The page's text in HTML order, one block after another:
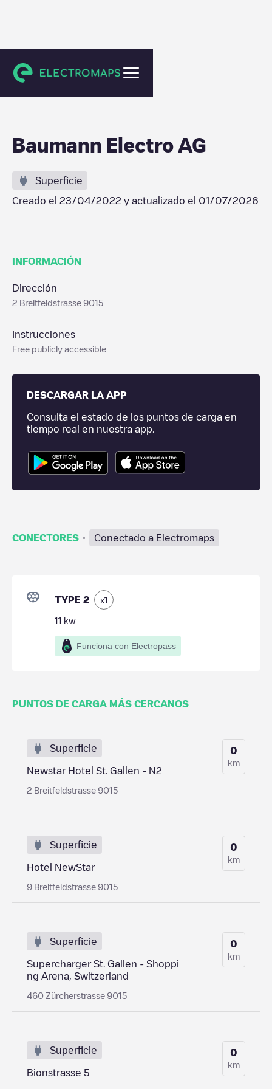
St. Gallen
Baumann Electro AG
Superficie
Creado el 23/04/2022 y actualizado el 01/07/2026
INFORMACIÓN
Dirección
2 Breitfeldstrasse 9015
Instrucciones
Free publicly accessible
DESCARGAR LA APP
Consulta el estado de los puntos de carga en
tiempo real en nuestra app.
CONECTORES · Conectado a Electromaps
TYPE 2 x1
11 kw
Funciona con Electropass
PUNTOS DE CARGA MÁS CERCANOS
Superficie
Newstar Hotel St. Gallen - N2
2 Breitfeldstrasse 9015
0
km
Superficie
Hotel NewStar
9 Breitfeldstrasse 9015
0
km
Superficie
Supercharger St. Gallen - Shoppi
ng Arena, Switzerland
460 Zürcherstrasse 9015
0
km
Superficie
Bionstrasse 5
0
km